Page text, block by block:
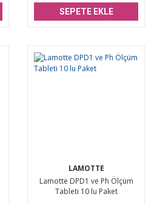
SEPETE EKLE
LAMOTTE
Lamotte DPD1 ve Ph Ölçüm
Tableti 10 lu Paket